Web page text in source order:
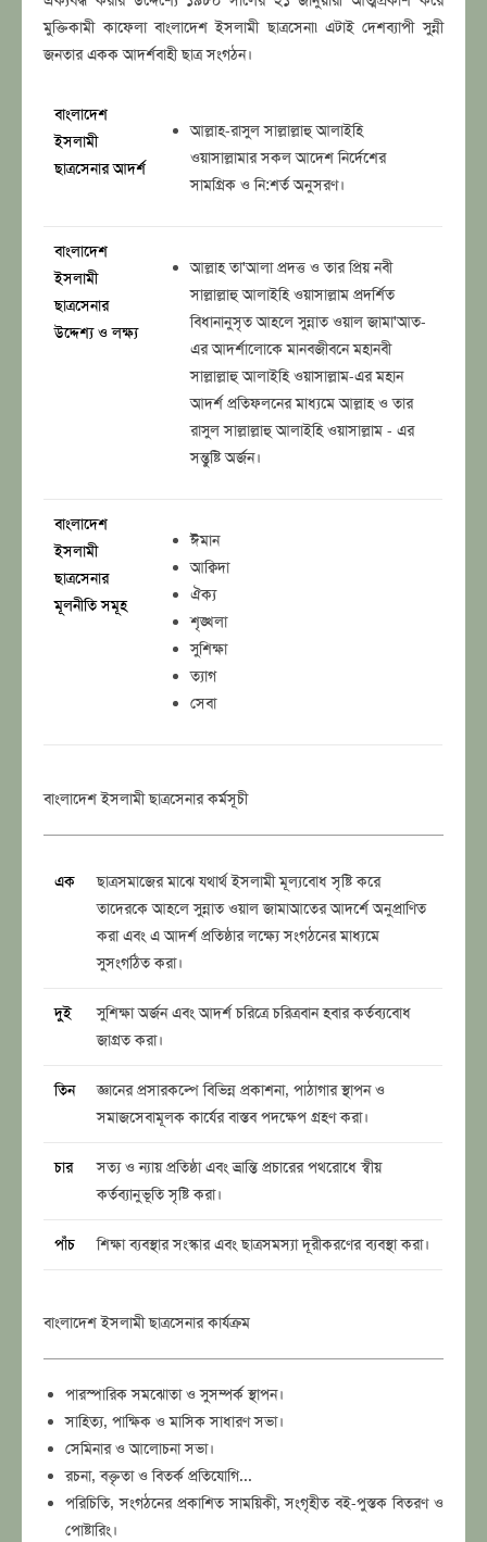
মুক্তিকামী কাফেলা বাংলাদেশ ইসলামী ছাত্রসেনা৷ এটাই দেশব্যাপী সুন্নী
জনতার একক আদর্শবাহী ছাত্র সংগঠন।
বাংলাদেশ
ইসলামী
ছাত্রসেনার আদর্শ
আল্লাহ-রাসুল সাল্লাল্লাহু আলাইহি
ওয়াসাল্লামার সকল আদেশ নির্দেশের
সামগ্রিক ও নি:শর্ত অনুসরণ।
বাংলাদেশ
ইসলামী
ছাত্রসেনার
উদ্দেশ্য ও লক্ষ্য
আল্লাহ তা'আলা প্রদত্ত ও তার প্রিয় নবী
সাল্লাল্লাহু আলাইহি ওয়াসাল্লাম প্রদর্শিত
বিধানানুসৃত আহলে সুন্নাত ওয়াল জামা'আত-
এর আদর্শালোকে মানবজীবনে মহানবী
সাল্লাল্লাহু আলাইহি ওয়াসাল্লাম-এর মহান
আদর্শ প্রতিফলনের মাধ্যমে আল্লাহ ও তার
রাসুল সাল্লাল্লাহু আলাইহি ওয়াসাল্লাম - এর
সন্তুষ্টি অর্জন।
বাংলাদেশ
ইসলামী
ছাত্রসেনার
মূলনীতি সমূহ
ঈমান
আক্বিদা
ঐক্য
শৃঙ্খলা
সুশিক্ষা
ত্যাগ
সেবা
বাংলাদেশ ইসলামী ছাত্রসেনার কর্মসূচী
এক
ছাত্রসমাজের মাঝে যথার্থ ইসলামী মূল্যবোধ সৃষ্টি করে
তাদেরকে আহলে সুন্নাত ওয়াল জামাআতের আদর্শে অনুপ্রাণিত
করা এবং এ আদর্শ প্রতিষ্ঠার লক্ষ্যে সংগঠনের মাধ্যমে
সুসংগঠিত করা।
দুই
সুশিক্ষা অর্জন এবং আদর্শ চরিত্রে চরিত্রবান হবার কর্তব্যবোধ
জাগ্রত করা।
তিন
জ্ঞানের প্রসারকল্পে বিভিন্ন প্রকাশনা, পাঠাগার স্থাপন ও
সমাজসেবামূলক কার্যের বাস্তব পদক্ষেপ গ্রহণ করা।
চার
সত্য ও ন্যায় প্রতিষ্ঠা এবং ভ্রান্তি প্রচারের পথরোধে স্বীয়
কর্তব্যানুভূতি সৃষ্টি করা।
পাঁচ শিক্ষা ব্যবস্থার সংস্কার এবং ছাত্রসমস্যা দূরীকরণের ব্যবস্থা করা।
বাংলাদেশ ইসলামী ছাত্রসেনার কার্যক্রম
পারস্পারিক সমঝোতা ও সুসম্পর্ক স্থাপন।
সাহিত্য, পাক্ষিক ও মাসিক সাধারণ সভা।
সেমিনার ও আলোচনা সভা।
রচনা, বক্তৃতা ও বিতর্ক প্রতিযোগি...
পরিচিতি, সংগঠনের প্রকাশিত সাময়িকী, সংগৃহীত বই-পুস্তক বিতরণ ও
পোষ্টারিং।